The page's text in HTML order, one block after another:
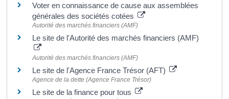
Voter en connaissance de cause aux assemblées
générales des sociétés cotées
Autorité des marchés financiers (AMF)
Le site de l'Autorité des marchés financiers (AMF)
Autorité des marchés financiers (AMF)
Le site de l'Agence France Trésor (AFT)
Agence de la dette (Agence France Trésor)
Le site de la finance pour tous